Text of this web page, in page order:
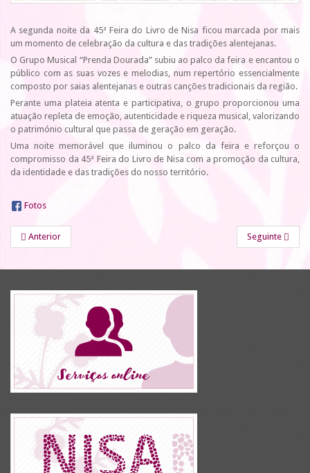
A segunda noite da 45ª Feira do Livro de Nisa ficou marcada por mais
um momento de celebração da cultura e das tradições alentejanas.
O Grupo Musical “Prenda Dourada” subiu ao palco da feira e encantou o
público com as suas vozes e melodias, num repertório essencialmente
composto por saias alentejanas e outras canções tradicionais da região.
Perante uma plateia atenta e participativa, o grupo proporcionou uma
atuação repleta de emoção, autenticidade e riqueza musical, valorizando
o património cultural que passa de geração em geração.
Uma noite memorável que iluminou o palco da feira e reforçou o
compromisso da 45ª Feira do Livro de Nisa com a promoção da cultura,
da identidade e das tradições do nosso território.
Fotos
Anterior Seguinte